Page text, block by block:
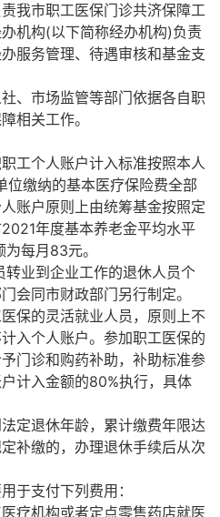
我市职工医保门诊共济保障工
机构(以下简称经办机构)负责
服务管理、待遇审核和基金支
、市场监管等部门依据各自职
相关工作。
工个人账户计入标准按照本人
位缴纳的基本医疗保险费全部
账户原则上由统筹基金按照定
年度基本养老金平均水平
每月83元。
业到企业工作的退休人员个
会同市财政部门另行制定。
保的灵活就业人员，原则上不
入个人账户。参加职工医保的
门诊和购药补助，补助标准参
计入金额的80%执行，具体
定退休年龄，累计缴费年限达
补缴的，办理退休手续后从次
于支付下列费用：
医疗机构或者定点零售药店就医